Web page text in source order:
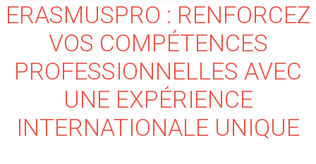
ERASMUSPRO : RENFORCEZ
VOS COMPÉTENCES
PROFESSIONNELLES AVEC
UNE EXPÉRIENCE
INTERNATIONALE UNIQUE